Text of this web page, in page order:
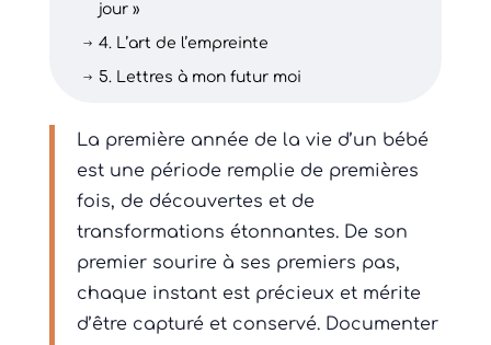
jour »
$ 4. L’art de l’empreinte
$ 5. Lettres à mon futur moi
La première année de la vie d’un bébé
est une période remplie de premières
fois, de découvertes et de
transformations étonnantes. De son
premier sourire à ses premiers pas,
chaque instant est précieux et mérite
d’être capturé et conservé. Documenter